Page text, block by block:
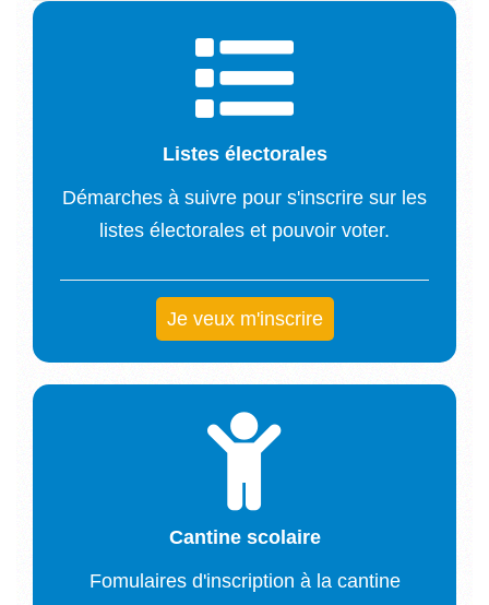
Listes électorales
Démarches à suivre pour s'inscrire sur les
listes électorales et pouvoir voter.
Je veux m'inscrire
Cantine scolaire
Fomulaires d'inscription à la cantine